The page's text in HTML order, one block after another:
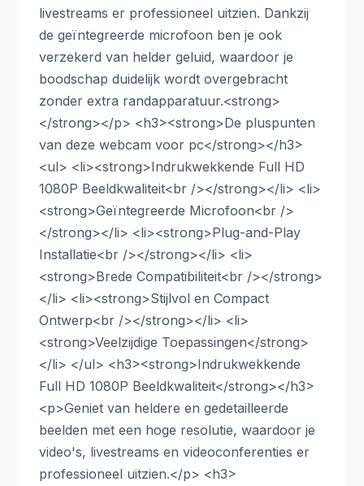
livestreams er professioneel uitzien. Dankzij
de geïntegreerde microfoon ben je ook
verzekerd van helder geluid, waardoor je
boodschap duidelijk wordt overgebracht
zonder extra randapparatuur.<strong>
</strong></p> <h3><strong>De pluspunten
van deze webcam voor pc</strong></h3>
<ul> <li><strong>Indrukwekkende Full HD
1080P Beeldkwaliteit<br /></strong></li> <li>
<strong>Geïntegreerde Microfoon<br />
</strong></li> <li><strong>Plug-and-Play
Installatie<br /></strong></li> <li>
<strong>Brede Compatibiliteit<br /></strong>
</li> <li><strong>Stijlvol en Compact
Ontwerp<br /></strong></li> <li>
<strong>Veelzijdige Toepassingen</strong>
</li> </ul> <h3><strong>Indrukwekkende
Full HD 1080P Beeldkwaliteit</strong></h3>
<p>Geniet van heldere en gedetailleerde
beelden met een hoge resolutie, waardoor je
video's, livestreams en videoconferenties er
professioneel uitzien.</p> <h3>